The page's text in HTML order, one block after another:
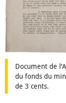
Document de
du fonds du
de 3 cents.